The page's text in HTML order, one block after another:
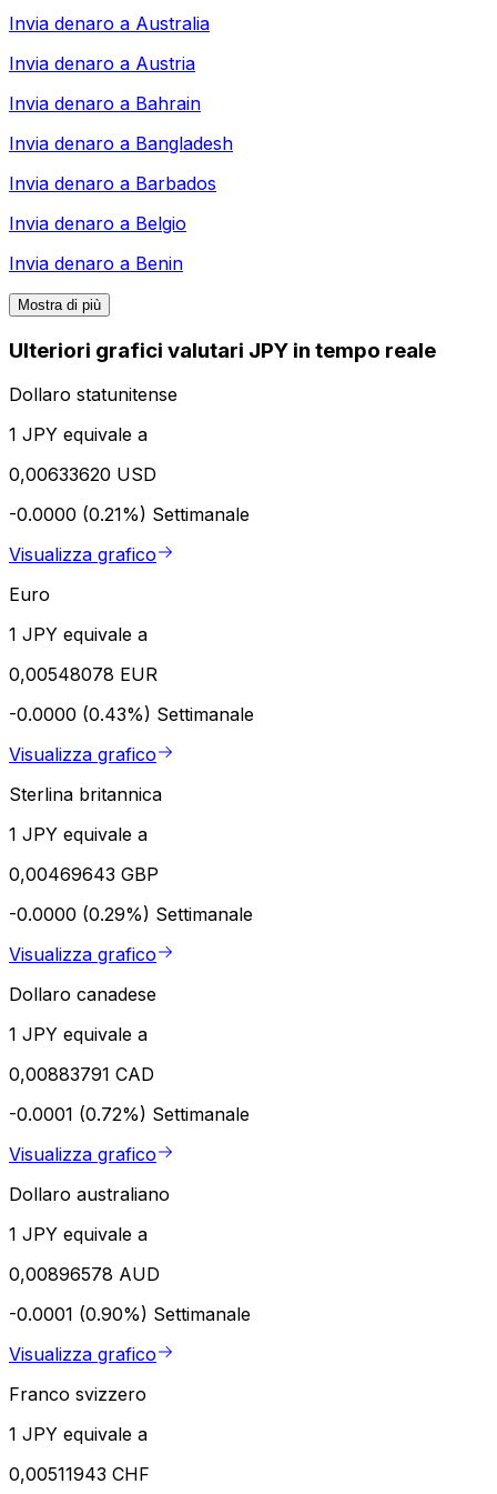
Invia denaro a Australia
Invia denaro a Austria
Invia denaro a Bahrain
Invia denaro a Bangladesh
Invia denaro a Barbados
Invia denaro a Belgio
Invia denaro a Benin
Mostra di più
Ulteriori grafici valutari JPY in tempo reale
Dollaro statunitense
1 JPY equivale a
0,00633620 USD
-0.0000 (0.21%) Settimanale
Visualizza grafico
Euro
1 JPY equivale a
0,00548078 EUR
-0.0000 (0.43%) Settimanale
Visualizza grafico
Sterlina britannica
1 JPY equivale a
0,00469643 GBP
-0.0000 (0.29%) Settimanale
Visualizza grafico
Dollaro canadese
1 JPY equivale a
0,00883791 CAD
-0.0001 (0.72%) Settimanale
Visualizza grafico
Dollaro australiano
1 JPY equivale a
0,00896578 AUD
-0.0001 (0.90%) Settimanale
Visualizza grafico
Franco svizzero
1 JPY equivale a
0,00511943 CHF